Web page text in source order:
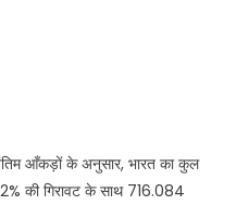
आँकड़ों के अनुसार, भारत का कुल
की गिरावट के साथ 716.084